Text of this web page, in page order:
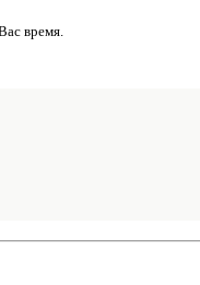
время.